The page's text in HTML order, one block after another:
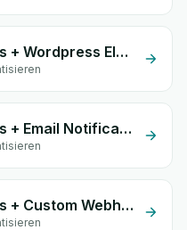
Nearya Express + Wordpress Elementor
Nearya Express + Email Notifications by eGrow
Nearya Express + Custom Webhook